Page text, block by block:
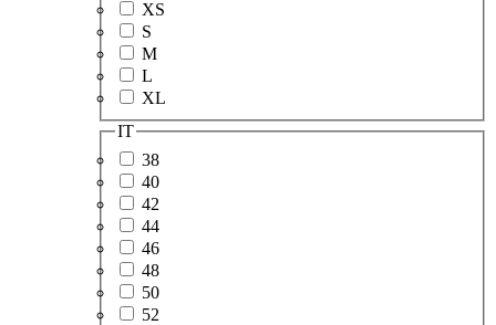
XS
S
M
L
XL
IT
38
40
42
44
46
48
50
52